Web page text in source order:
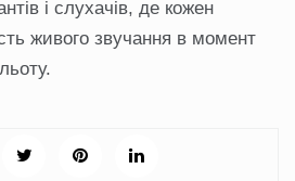
і слухачів, де кожен
живого звучання в момент